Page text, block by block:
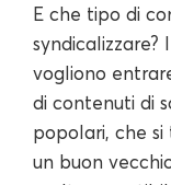
E che tipo di
syndicalizzare?
vogliono
di contenuti di
popolari, che
un buon